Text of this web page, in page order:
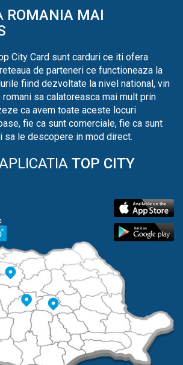
ROMANIA MAI
City Card sunt carduri ce iti ofera
de parteneri ce functioneaza la
fiind dezvoltate la nivel national, vin
romani sa calatoreasca mai mult prin
ca avem toate aceste locuri
fie ca sunt comerciale, fie ca sunt
sa le descopere in mod direct.
TOP CITY